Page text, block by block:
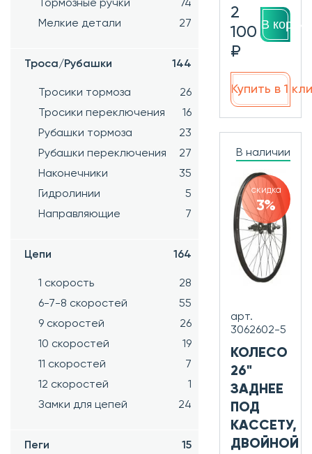
Тормозные ручки
74
Мелкие детали
27
Троса/Рубашки 144
Тросики тормоза
26
Тросики переключения
16
Рубашки тормоза
23
Рубашки переключения
27
Наконечники
35
Гидролинии
5
Направляющие
7
Цепи 164
1 скорость
28
6-7-8 скоростей
55
9 скоростей
26
10 скоростей
19
11 скоростей
7
12 скоростей
1
Замки для цепей
24
Пеги 15
2
100
₽
В
Купить в 1
В наличии
скидка
3%
арт.
3062602-5
КОЛЕСО
26"
ЗАДНЕЕ
ПОД
КАССЕТУ,
ДВОЙНОЙ